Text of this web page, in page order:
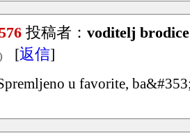
投稿者： voditelj brodice
[返信]
u favorite,